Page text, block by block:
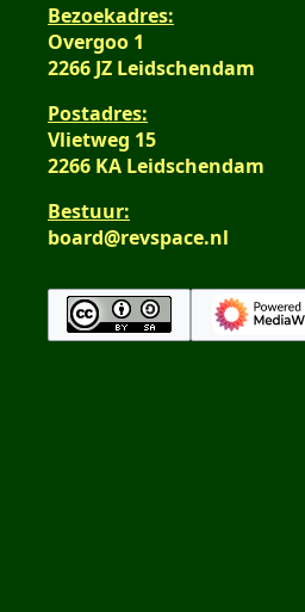
Bezoekadres:
Overgoo 1
2266 JZ Leidschendam
Postadres:
Vlietweg 15
2266 KA Leidschendam
Bestuur:
board@revspace.nl